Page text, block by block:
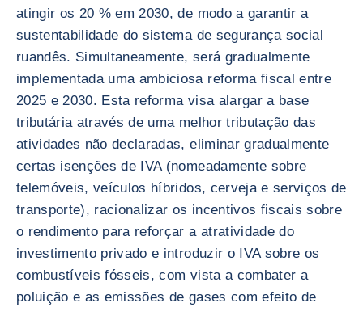
atingir os 20 % em 2030, de modo a garantir a
sustentabilidade do sistema de segurança social
ruandês. Simultaneamente, será gradualmente
implementada uma ambiciosa reforma fiscal entre
2025 e 2030. Esta reforma visa alargar a base
tributária através de uma melhor tributação das
atividades não declaradas, eliminar gradualmente
certas isenções de IVA (nomeadamente sobre
telemóveis, veículos híbridos, cerveja e serviços de
transporte), racionalizar os incentivos fiscais sobre
o rendimento para reforçar a atratividade do
investimento privado e introduzir o IVA sobre os
combustíveis fósseis, com vista a combater a
poluição e as emissões de gases com efeito de